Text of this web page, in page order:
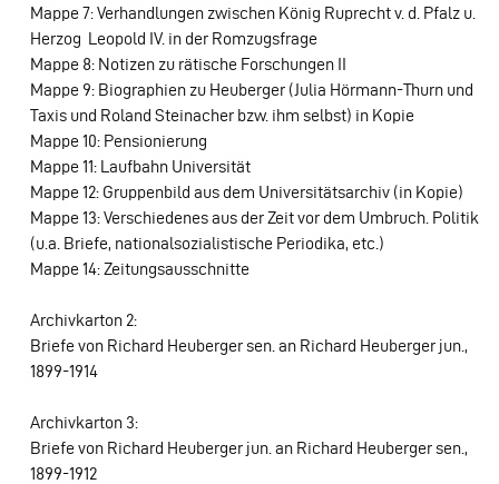
Mappe 7: Verhandlungen zwischen König Ruprecht v. d. Pfalz u.
Herzog Leopold IV. in der Romzugsfrage
Mappe 8: Notizen zu rätische Forschungen II
Mappe 9: Biographien zu Heuberger (Julia Hörmann-Thurn und
Taxis und Roland Steinacher bzw. ihm selbst) in Kopie
Mappe 10: Pensionierung
Mappe 11: Laufbahn Universität
Mappe 12: Gruppenbild aus dem Universitätsarchiv (in Kopie)
Mappe 13: Verschiedenes aus der Zeit vor dem Umbruch. Politik
(u.a. Briefe, nationalsozialistische Periodika, etc.)
Mappe 14: Zeitungsausschnitte
Archivkarton 2:
Briefe von Richard Heuberger sen. an Richard Heuberger jun.,
1899-1914
Archivkarton 3:
Briefe von Richard Heuberger jun. an Richard Heuberger sen.,
1899-1912